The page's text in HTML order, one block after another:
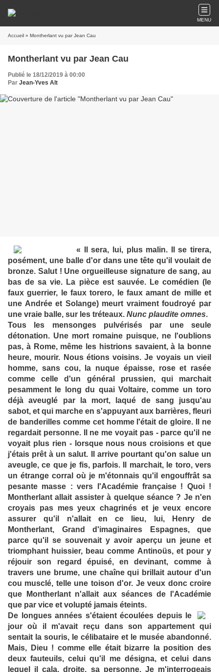
MENU
Accueil » Montherlant vu par Jean Cau
Montherlant vu par Jean Cau
Publié le 18/12/2019 à 00:00
Par Jean-Yves Alt
« Il sera, lui, plus malin. Il se tirera,
posément, une balle d'or dans une tête qu'il voulait de
bronze. Salut ! Une orgueilleuse signature de sang, au
bas de sa vie. La pièce est sauvée. Le comédien (le
faux guerrier, le faux torero, le faux amant de mille et
une Andrée et Solange) meurt vraiment foudroyé par
une vraie balle, sur les tréteaux. Nunc plaudite omnes.
Tous les mensonges pulvérisés par une seule
détonation. Une mort romaine puisque, ne l'oublions
pas, à Rome, même les histrions savaient, à la bonne
heure, mourir. Nous étions voisins. Je voyais un vieil
homme, sans cou, la nuque épaisse, rose et rasée
comme celle d'un général prussien, qui marchait
pesamment le long du quai Voltaire, comme un toro
déjà aveuglé par la mort, laqué de sang jusqu'au
sabot, et qui marche en s'appuyant aux barrières, fleuri
de banderilles comme cet homme l'était de gloire. Il ne
regardait personne. Il ne me voyait pas - parce qu'il ne
voyait plus rien - lorsque nous nous croisions et que
j'étais prêt à un salut. Il arrive pourtant qu'on salue un
aveugle, ce que je fis, parfois. Il marchait, le toro, vers
un étrange corral où je m'étonnais qu'il engouffrât sa
pesante masse : vers l'Académie française ! Quoi !
Montherlant allait assister à quelque séance ? Je n'en
croyais pas mes yeux chagrinés et je veux encore
assurer qu'il n'allait en ce lieu, lui, Henry de
Montherlant, Grand d'imaginaires Espagnes, que
parce qu'il se souvenait y avoir aperçu un jeune et
triomphant huissier, beau comme Antinoüs, et pour y
réjouir son regard épuisé, en devinant, comme à
travers une brume, une chaîne qui brillait autour d'un
cou musclé, telle une toison d'or. Je veux donc croire
que Montherlant n'allait aux séances de l'Académie
que par vice et volupté jamais éteints.
De longues années s'étaient écoulées depuis le
jour où il m'avait reçu dans son appartement qui
sentait la souris, le célibataire et le musée abandonné.
Mais, Dieu ! comme elle était bizarre la position des
deux fauteuils, celui qu'il me désigna, et celui dans
lequel il cala, droite, sa personne. Je m'interrogeais